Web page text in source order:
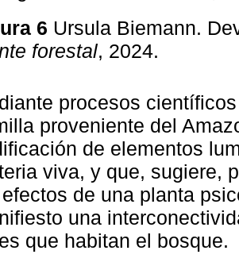
6 Ursula Biemann.
forestal, 2024.
procesos
proveniente del
de elementos
viva, y que, sugiere,
de una planta
una
que habitan el bosque.